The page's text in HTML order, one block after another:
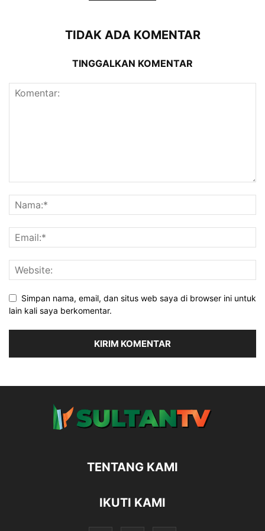
TIDAK ADA KOMENTAR
TINGGALKAN KOMENTAR
Simpan nama, email, dan situs web saya di browser ini untuk
lain kali saya berkomentar.
TENTANG KAMI
IKUTI KAMI